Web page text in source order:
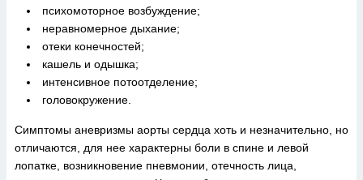
психомоторное возбуждение;
неравномерное дыхание;
отеки конечностей;
кашель и одышка;
интенсивное потоотделение;
головокружение.
Симптомы аневризмы аорты сердца хоть и незначительно, но
отличаются, для нее характерны боли в спине и левой
лопатке, возникновение пневмонии, отечность лица,